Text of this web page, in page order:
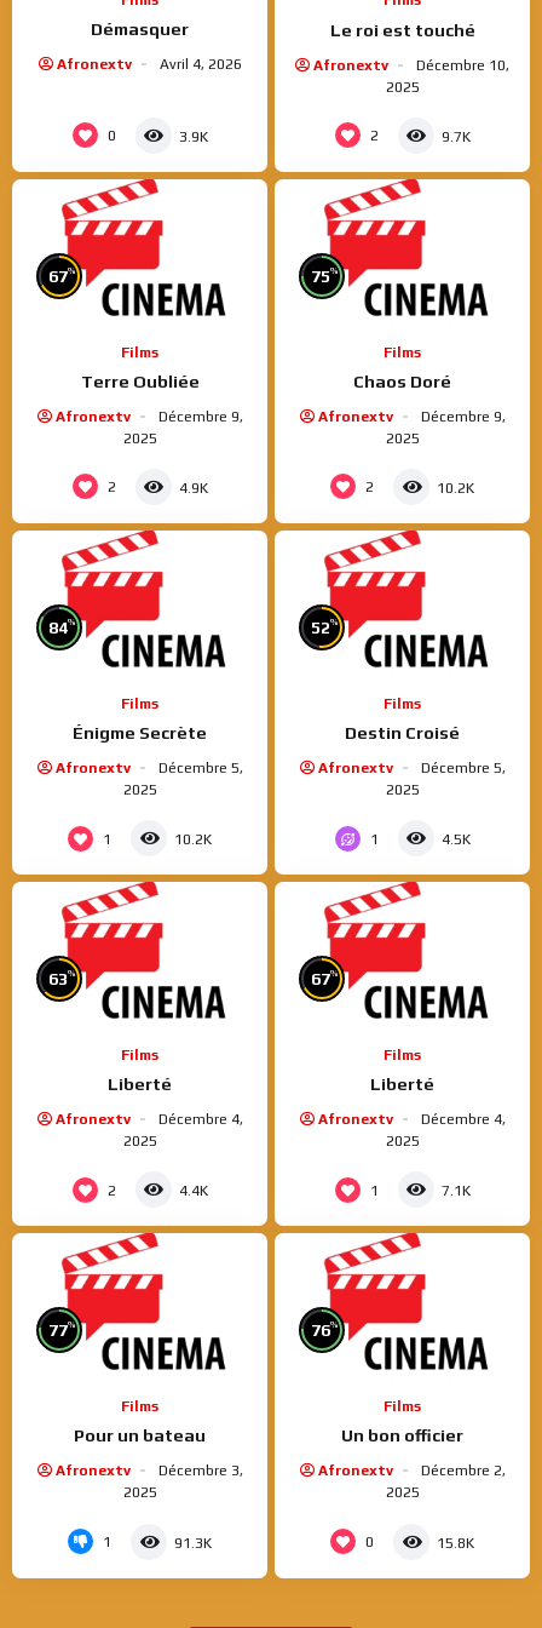
Démasquer
Afronextv Avril 4, 2026
0 3.9K
Le roi est touché
Afronextv
Décembre 10,
2025
2 9.7K
67%
Films
Terre Oubliée
Afronextv
Décembre 9,
2025
2 4.9K
75%
Films
Chaos Doré
Afronextv
Décembre 9,
2025
2 10.2K
84%
Films
Énigme Secrète
Afronextv
Décembre 5,
2025
1 10.2K
52%
Films
Destin Croisé
Afronextv
Décembre 5,
2025
1 4.5K
63%
Films
Liberté
Afronextv
Décembre 4,
2025
2 4.4K
67%
Films
Liberté
Afronextv
Décembre 4,
2025
1 7.1K
77%
Films
Pour un bateau
Afronextv
Décembre 3,
2025
1 91.3K
76%
Films
Un bon officier
Afronextv
Décembre 2,
2025
0 15.8K